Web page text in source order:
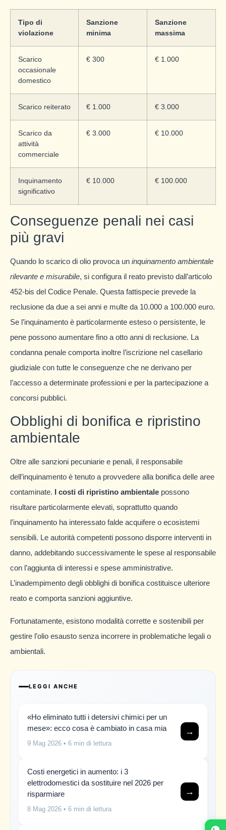
Tipo di
violazione
Sanzione
minima
Sanzione
massima
Scarico
occasionale
domestico
€ 300 € 1.000
Scarico reiterato € 1.000 € 3.000
Scarico da
attività
commerciale
€ 3.000 € 10.000
Inquinamento
significativo
€ 10.000 € 100.000
Conseguenze penali nei casi
più gravi
Quando lo scarico di olio provoca un inquinamento ambientale
rilevante e misurabile, si configura il reato previsto dall’articolo
452-bis del Codice Penale. Questa fattispecie prevede la
reclusione da due a sei anni e multe da 10.000 a 100.000 euro.
Se l’inquinamento è particolarmente esteso o persistente, le
pene possono aumentare fino a otto anni di reclusione. La
condanna penale comporta inoltre l’iscrizione nel casellario
giudiziale con tutte le conseguenze che ne derivano per
l’accesso a determinate professioni e per la partecipazione a
concorsi pubblici.
Obblighi di bonifica e ripristino
ambientale
Oltre alle sanzioni pecuniarie e penali, il responsabile
dell’inquinamento è tenuto a provvedere alla bonifica delle aree
contaminate. I costi di ripristino ambientale possono
risultare particolarmente elevati, soprattutto quando
l’inquinamento ha interessato falde acquifere o ecosistemi
sensibili. Le autorità competenti possono disporre interventi in
danno, addebitando successivamente le spese al responsabile
con l’aggiunta di interessi e spese amministrative.
L’inadempimento degli obblighi di bonifica costituisce ulteriore
reato e comporta sanzioni aggiuntive.
Fortunatamente, esistono modalità corrette e sostenibili per
gestire l’olio esausto senza incorrere in problematiche legali o
ambientali.
LEGGI ANCHE
«Ho eliminato tutti i detersivi chimici per un
mese»: ecco cosa è cambiato in casa mia
9 Mag 2026 • 6 min di lettura
→
Costi energetici in aumento: i 3
elettrodomestici da sostituire nel 2026 per
risparmiare
8 Mag 2026 • 6 min di lettura
→